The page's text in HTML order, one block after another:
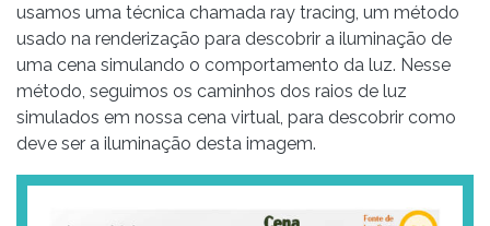
usamos uma técnica chamada ray tracing, um método
usado na renderização para descobrir a iluminação de
uma cena simulando o comportamento da luz. Nesse
método, seguimos os caminhos dos raios de luz
simulados em nossa cena virtual, para descobrir como
deve ser a iluminação desta imagem.